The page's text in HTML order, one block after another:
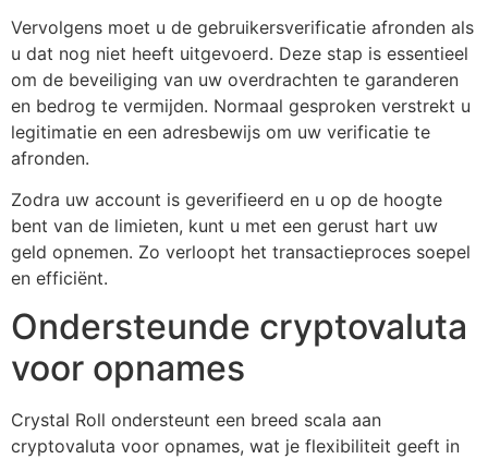
Vervolgens moet u de gebruikersverificatie afronden als
u dat nog niet heeft uitgevoerd. Deze stap is essentieel
om de beveiliging van uw overdrachten te garanderen
en bedrog te vermijden. Normaal gesproken verstrekt u
legitimatie en een adresbewijs om uw verificatie te
afronden.
Zodra uw account is geverifieerd en u op de hoogte
bent van de limieten, kunt u met een gerust hart uw
geld opnemen. Zo verloopt het transactieproces soepel
en efficiënt.
Ondersteunde cryptovaluta
voor opnames
Crystal Roll ondersteunt een breed scala aan
cryptovaluta voor opnames, wat je flexibiliteit geeft in